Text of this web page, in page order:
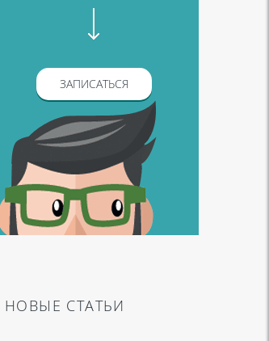
ЗАПИСАТЬСЯ
НОВЫЕ СТАТЬИ